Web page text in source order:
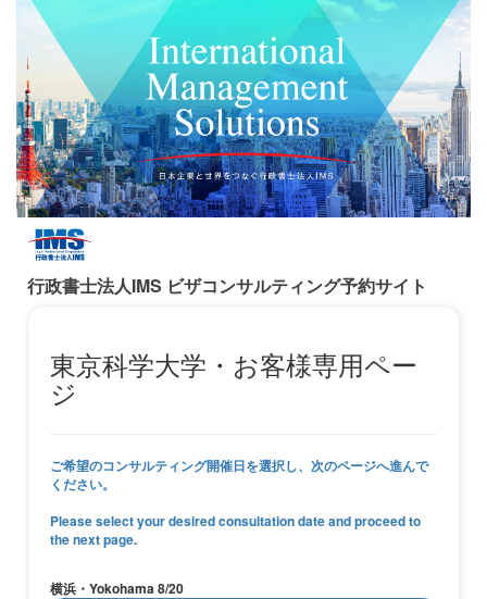
行政書士法人IMS ビザコンサルティング予約サイト
東京科学大学・お客様専用ペー
ジ
ご希望のコンサルティング開催日を選択し、次のページへ進んで
ください。
Please select your desired consultation date and proceed to
the next page.
横浜・Yokohama 8/20